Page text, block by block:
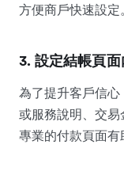
方便商戶快速設定。
3. 設定結帳頁
為了提升客戶信
或服務說明、交易
專業的付款頁面有